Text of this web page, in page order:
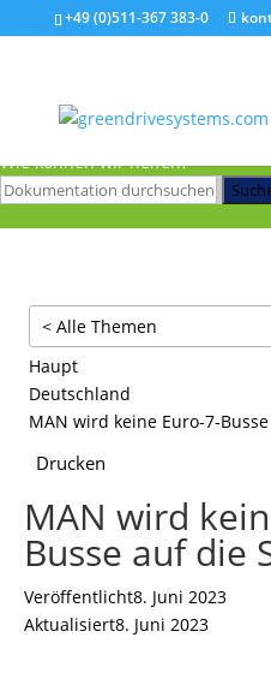
+49 (0)511-367 383-0
Zum Hauptinhalt springen
Wie können wir helfen?
< Alle Themen
Haupt
Deutschland
MAN wird keine Euro-7-
Drucken
MAN wird
Busse auf die
Veröffentlicht8. Juni 2023
Aktualisiert8. Juni 2023